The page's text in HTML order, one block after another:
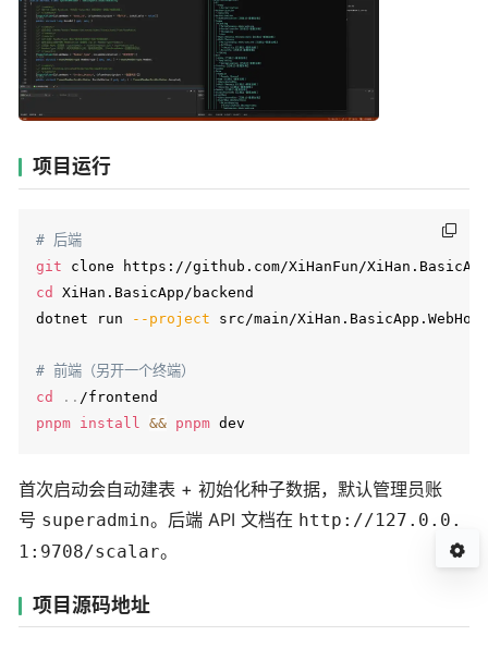
项目运行
# 后端
git
cd
XiHan.BasicApp/backend
dotnet run
--project src/main/
# 前端（另开一个终端）
cd
..
pnpm install && pnpm
首次启动会自动建表 + 初始化种子数据，默认管理员账
号 superadmin。后端 API 文档在 http://127.0.0.
1:9708/scalar。
项目源码地址